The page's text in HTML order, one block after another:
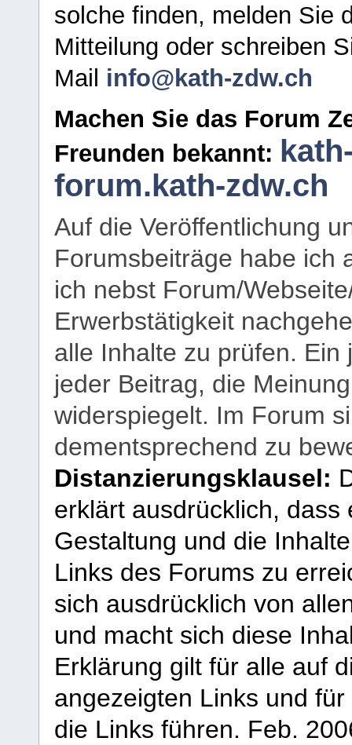
solche finden, melden Sie
Mitteilung oder schreiben
Mail info@kath-zdw.ch
Machen Sie das Forum
Freunden bekannt:
forum.kath-zdw.ch
Auf die Veröffentlichung
Forumsbeiträge habe ich
ich nebst Forum/
Erwerbstätigkeit
alle Inhalte zu prüfen.
jeder Beitrag, die
widerspiegelt. Im Forum
dementsprechend zu
Distanzierungsklausel:
erklärt ausdrücklich,
Gestaltung und die
Links des Forums zu
sich ausdrücklich von
und macht sich diese
Erklärung gilt für alle auf
angezeigten Links und
die Links führen. Feb.